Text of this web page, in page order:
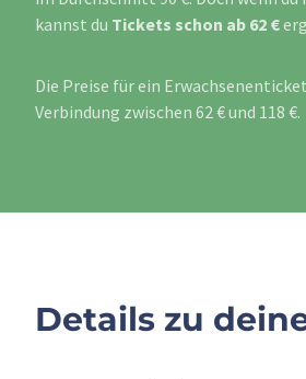
kannst du Tickets schon ab 62 €
Die Preise für ein
Verbindung zwischen 62 € und 118 €.
Details zu